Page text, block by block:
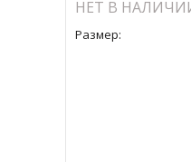
НЕТ В
Размер: